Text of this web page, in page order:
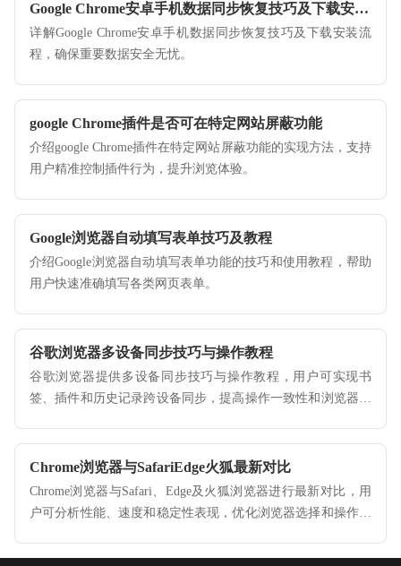
Google Chrome安卓手机数据同步恢复技巧及下载安装教程
详解Google Chrome安卓手机数据同步恢复技巧及下载安装流
程，确保重要数据安全无忧。
google Chrome插件是否可在特定网站屏蔽功能
介绍google Chrome插件在特定网站屏蔽功能的实现方法，支持
用户精准控制插件行为，提升浏览体验。
Google浏览器自动填写表单技巧及教程
介绍Google浏览器自动填写表单功能的技巧和使用教程，帮助
用户快速准确填写各类网页表单。
谷歌浏览器多设备同步技巧与操作教程
谷歌浏览器提供多设备同步技巧与操作教程，用户可实现书
签、插件和历史记录跨设备同步，提高操作一致性和浏览器使
Chrome浏览器与SafariEdge火狐最新对比
Chrome浏览器与Safari、Edge及火狐浏览器进行最新对比，用
户可分析性能、速度和稳定性表现，优化浏览器选择和操作策